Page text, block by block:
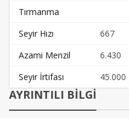
Tırmanma
Seyir Hızı
667
Azami Menzil
6.430
Seyir İrtifası
45.000
AYRINTILI BİLGİ